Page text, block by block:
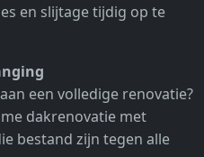
en slijtage tijdig op te
een volledige renovatie?
dakrenovatie met
bestand zijn tegen alle